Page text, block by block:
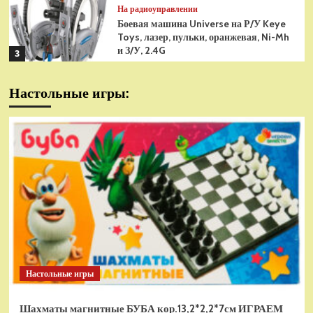
3
На радиоуправлении
Боевая машина Universe на Р/У Keye
Toys, лазер, пульки, оранжевая, Ni-Mh
и З/У, 2.4G
Радиоуправляемая модель
(HN1586)
На радиоуправлении
Р/У танк Taigen 1/16
Panzerkampfwagen III (Германия) HC
(для ИК танкового боя) V3 2.4G RTR,
TG3848-1HC-IR3.0
1
На радиоуправлении
Радиоуправляемый танк Torro
Sturmtiger Panzer 1к16
(TR1111700300)
Настольные игры:
Настольные игры
Шахматы магнитные БУБА кор.13,2*2,2*7см ИГРАЕМ